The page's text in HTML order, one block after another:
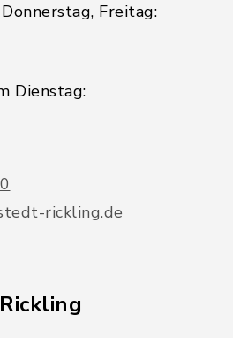
Freitag:
Dienstag:
rickling.de